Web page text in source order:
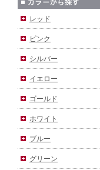
レッド
ピンク
シルバー
イエロー
ゴールド
ホワイト
ブルー
グリーン